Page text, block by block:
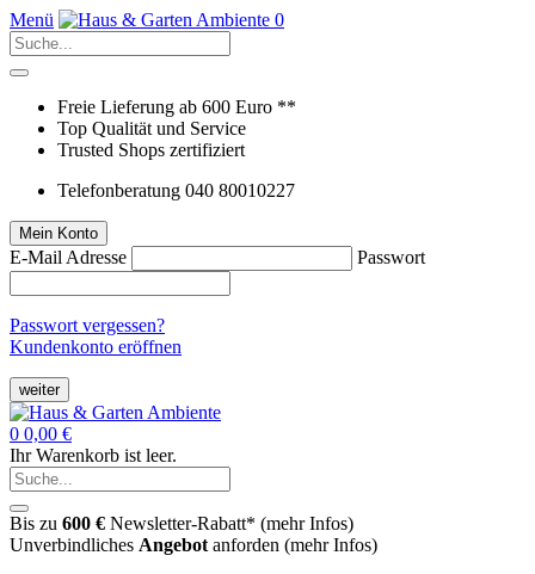
Menü 0
Freie Lieferung ab 600 Euro **
Top Qualität und Service
Trusted Shops zertifiziert
Telefonberatung 040 80010227
Mein Konto
E-Mail Adresse Passwort
Passwort vergessen?
Kundenkonto eröffnen
weiter
0 0,00 €
Ihr Warenkorb ist leer.
Bis zu 600 € Newsletter-Rabatt* (mehr Infos)
Unverbindliches Angebot anforden (mehr Infos)